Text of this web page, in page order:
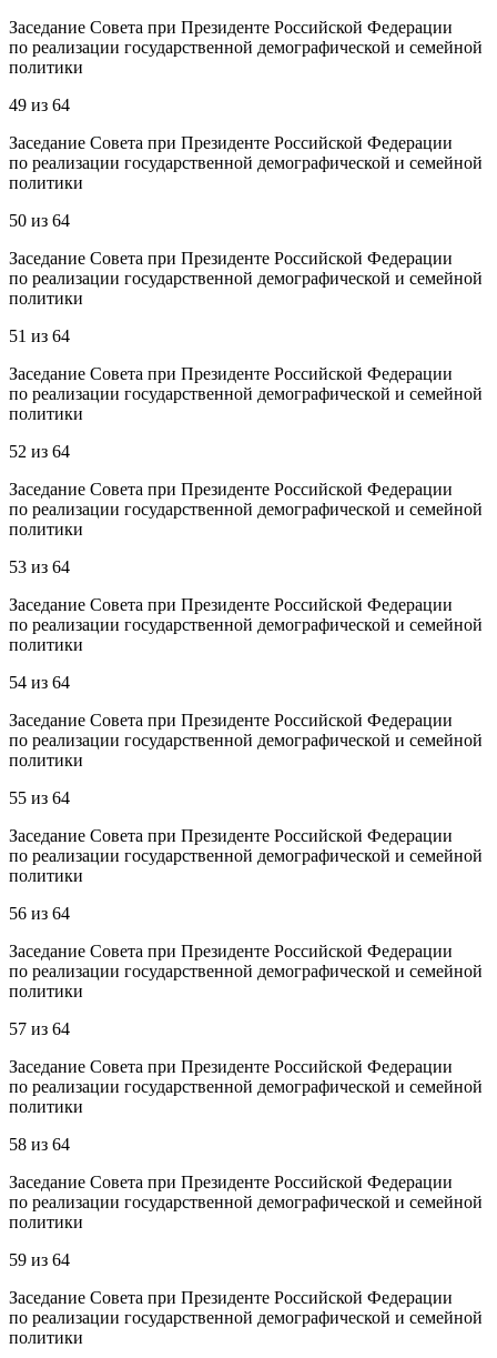
Заседание Совета при Президенте Российской Федерации
по реализации государственной демографической и семейной
политики
49 из 64
Заседание Совета при Президенте Российской Федерации
по реализации государственной демографической и семейной
политики
50 из 64
Заседание Совета при Президенте Российской Федерации
по реализации государственной демографической и семейной
политики
51 из 64
Заседание Совета при Президенте Российской Федерации
по реализации государственной демографической и семейной
политики
52 из 64
Заседание Совета при Президенте Российской Федерации
по реализации государственной демографической и семейной
политики
53 из 64
Заседание Совета при Президенте Российской Федерации
по реализации государственной демографической и семейной
политики
54 из 64
Заседание Совета при Президенте Российской Федерации
по реализации государственной демографической и семейной
политики
55 из 64
Заседание Совета при Президенте Российской Федерации
по реализации государственной демографической и семейной
политики
56 из 64
Заседание Совета при Президенте Российской Федерации
по реализации государственной демографической и семейной
политики
57 из 64
Заседание Совета при Президенте Российской Федерации
по реализации государственной демографической и семейной
политики
58 из 64
Заседание Совета при Президенте Российской Федерации
по реализации государственной демографической и семейной
политики
59 из 64
Заседание Совета при Президенте Российской Федерации
по реализации государственной демографической и семейной
политики